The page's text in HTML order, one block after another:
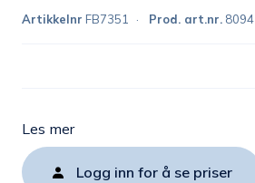
Artikkelnr FB7351 Prod. art.nr.
Les mer
Logg inn for å se priser